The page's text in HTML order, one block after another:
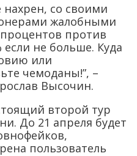
со своими
жалобными
против
если не больше. Куда
или
чемоданы!”, –
Высочин.
второй тур
До 21 апреля будет
пользователь